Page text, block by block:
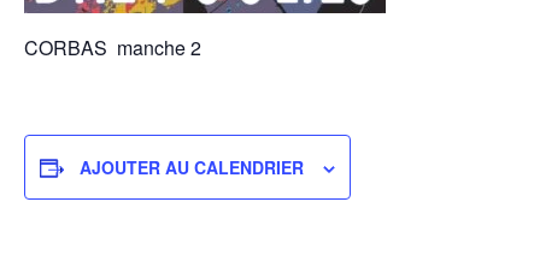
CORBAS manche 2
AJOUTER AU CALENDRIER